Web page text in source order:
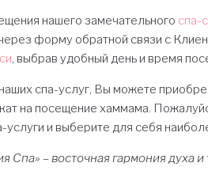
нашего замечательного спа-
форму обратной связи с
, выбрав удобный день и время
спа-услуг, Вы можете
на посещение хаммама.
услуги и выберите для себя
Спа» – восточная гармония духа и